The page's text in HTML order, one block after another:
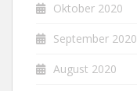
Oktober 2020
September 2020
August 2020